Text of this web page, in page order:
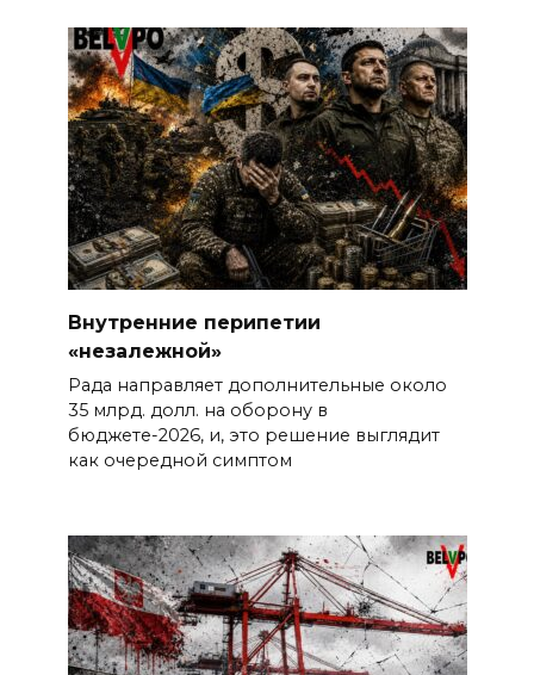
Внутренние перипетии
«незалежной»
Рада направляет дополнительные около
35 млрд. долл. на оборону в
бюджете-2026, и, это решение выглядит
как очередной симптом